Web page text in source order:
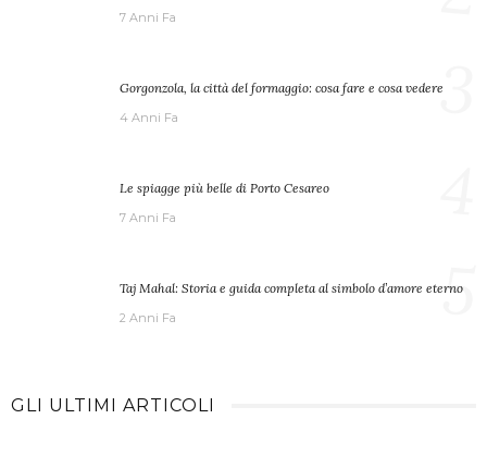
7 Anni Fa
Gorgonzola, la città del formaggio: cosa fare e cosa vedere
4 Anni Fa 3
Le spiagge più belle di Porto Cesareo
7 Anni Fa
Taj Mahal: Storia e guida completa al simbolo d’amore eterno
2 Anni Fa 5
GLI ULTIMI ARTICOLI